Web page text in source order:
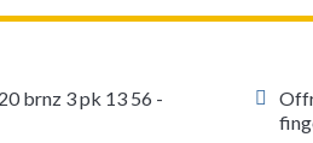
brnz 3 pk 13 56 -